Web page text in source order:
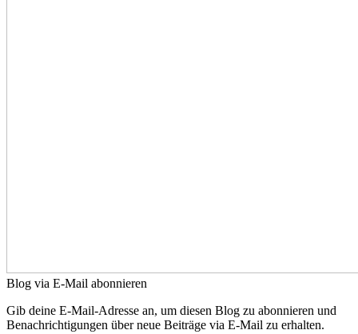
Blog via E-Mail abonnieren
Gib deine E-Mail-Adresse an, um diesen Blog zu abonnieren und
Benachrichtigungen über neue Beiträge via E-Mail zu erhalten.